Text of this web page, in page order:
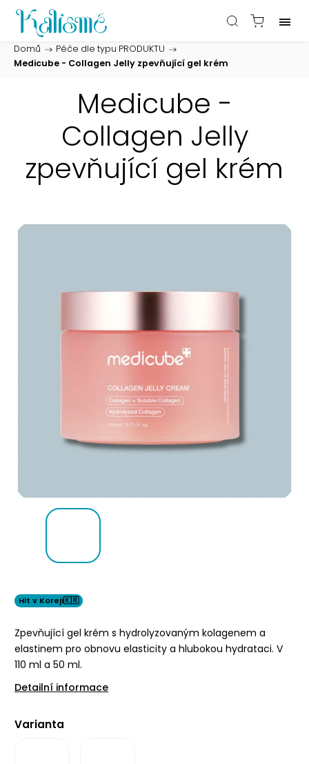
Domů / Péče dle typu PRODUKTU /
Medicube - Collagen Jelly zpevňující gel krém
Medicube -
Collagen Jelly
zpevňující gel krém
Hit v Koreji🇰🇷
Zpevňující gel krém s hydrolyzovaným kolagenem a
elastinem pro obnovu elasticity a hlubokou hydrataci. V
110 ml a 50 ml.
Detailní informace
Varianta